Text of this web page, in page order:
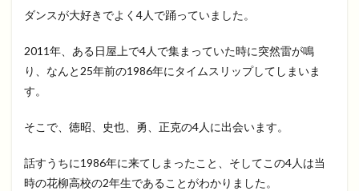
ダンスが大好きでよく4人で踊っていました。
2011年、ある日屋上で4人で集まっていた時に突然雷が鳴
り、なんと25年前の1986年にタイムスリップしてしまいま
す。
そこで、徳昭、史也、勇、正克の4人に出会います。
話すうちに1986年に来てしまったこと、そしてこの4人は当
時の花柳高校の2年生であることがわかりました。